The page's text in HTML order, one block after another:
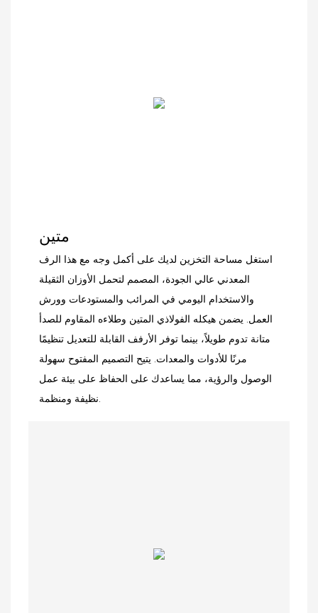
متين
استغل مساحة التخزين لديك على أكمل وجه مع هذا الرف
المعدني عالي الجودة، المصمم لتحمل الأوزان الثقيلة
والاستخدام اليومي في المرائب والمستودعات وورش
العمل. يضمن هيكله الفولاذي المتين وطلاءه المقاوم للصدأ
متانة تدوم طويلاً، بينما توفر الأرفف القابلة للتعديل تنظيمًا
مرنًا للأدوات والمعدات. يتيح التصميم المفتوح سهولة
الوصول والرؤية، مما يساعدك على الحفاظ على بيئة عمل
نظيفة ومنظمة.